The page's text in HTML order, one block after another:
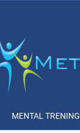
MENTAL TRENING